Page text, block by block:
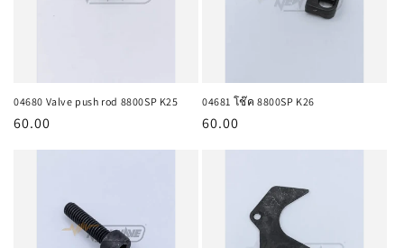
04680 Valve push rod 8800SP K25
ราคา
60.00
04681 โช๊ค 8800SP K26
ราคา
60.00